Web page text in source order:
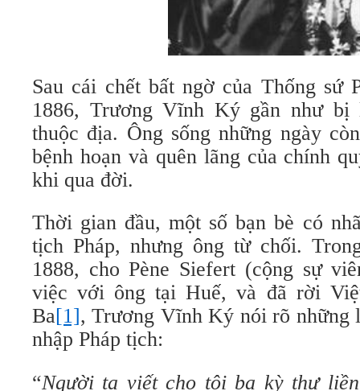
Sau cái chết bất ngờ của Thống sứ
1886, Trương Vĩnh Ký gần như
thuộc địa. Ông sống những ngày
bệnh hoạn và quên lãng của chính
khi qua đời.
Thời gian đầu, một số bạn bè có
tịch Pháp, nhưng ông từ chối.
1888, cho Pène Siefert (cộng sự
việc với ông tại Huế, và đã rời
Ba[1], Trương Vĩnh Ký nói rõ những
nhập Pháp tịch:
“Người ta viết cho tôi ba kỳ thư